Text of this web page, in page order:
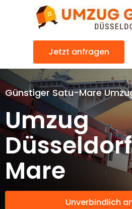
Jetzt anfragen
Günstiger Satu-Mare
Umzug
Mare
Unverbindlich